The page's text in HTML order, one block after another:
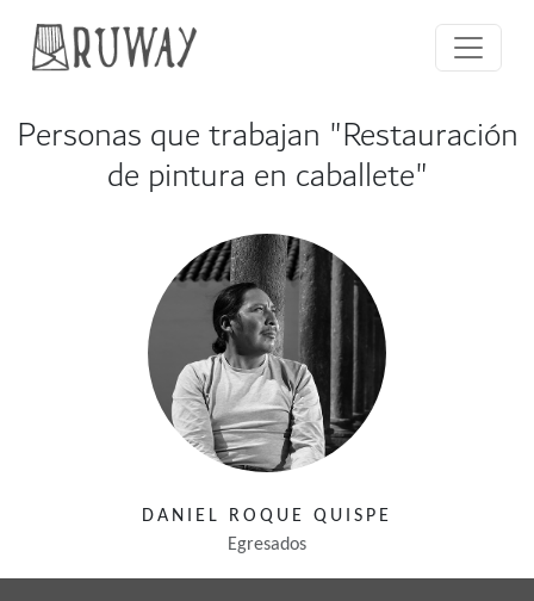
Personas que trabajan "Restauración
de pintura en caballete"
DANIEL ROQUE QUISPE
Egresados